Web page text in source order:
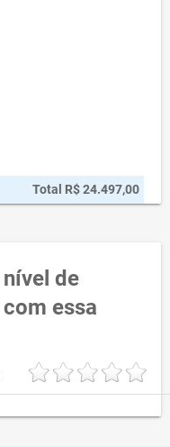
Total R$ 24.497,00
nível de
essa